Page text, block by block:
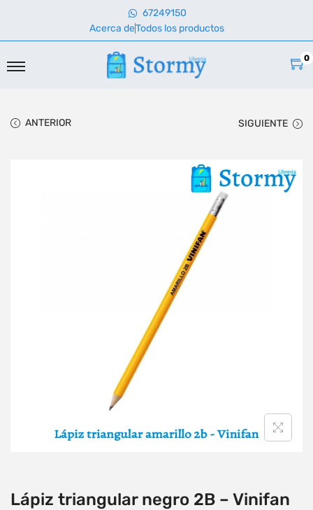
67249150
Acerca deTodos los productos
0
ANTERIOR SIGUIENTE
Lápiz triangular negro 2B – Vinifan